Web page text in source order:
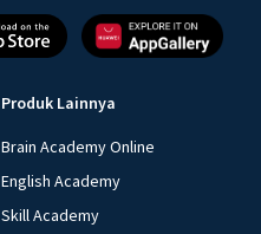
Produk Lainnya
Brain Academy Online
English Academy
Skill Academy